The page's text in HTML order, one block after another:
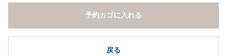
戻る
予約カゴに入れる